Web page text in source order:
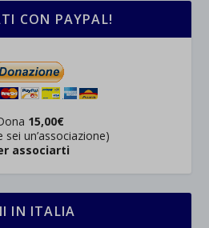
CON PAYPAL!
15,00€
sei un’associazione)
associarti
IN ITALIA